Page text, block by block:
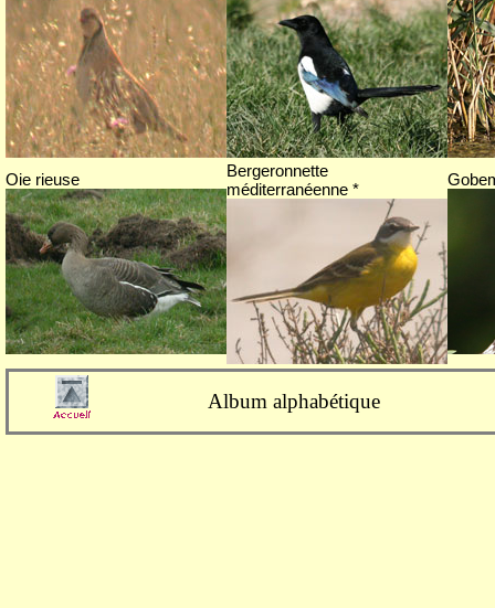
Oie rieuse
Bergeronnette
méditerranéenne *
Album alphabétique